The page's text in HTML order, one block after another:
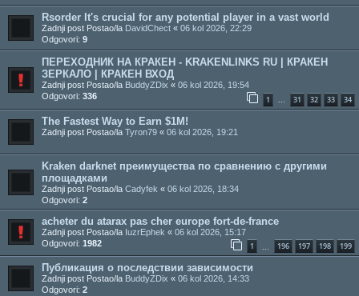
Rsorder It's crucial for any potential player in a vast world
Zadnji post Postao/la DavidChect « 06 kol 2026, 22:29
Odgovori: 9
ПЕРЕХОДНИК НА КРАКЕН - KRAKENLINKS RU | КРАКЕН
ЗЕРКАЛО | КРАКЕН ВХОД
Zadnji post Postao/la BuddyZDix « 06 kol 2026, 19:54
Odgovori: 336 1 ... 31 32 33 34
The Fastest Way to Earn $1M!
Zadnji post Postao/la Tyron79 « 06 kol 2026, 19:21
Kraken darknet преимущества по сравнению с другими
площадками
Zadnji post Postao/la Cadyfek « 06 kol 2026, 18:34
Odgovori: 2
acheter du atarax pas cher europe fort-de-france
Zadnji post Postao/la IuzrEphek « 06 kol 2026, 15:17
Odgovori: 1982 1 196 197 198 199
Публикация о последствии зависимости
Zadnji post Postao/la BuddyZDix « 06 kol 2026, 14:33
Odgovori: 2